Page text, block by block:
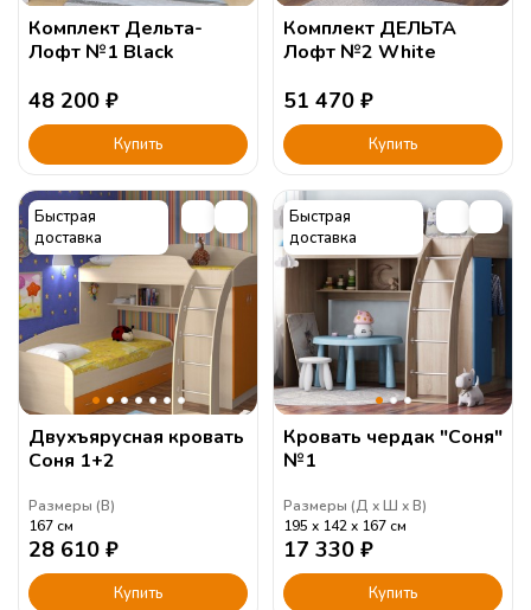
Комплект Дельта-
Лофт №1 Black
48 200 ₽
Купить
Комплект ДЕЛЬТА
Лофт №2 White
51 470 ₽
Купить
Быстрая
доставка
Двухъярусная кровать
Соня 1+2
Размеры (В)
167 см
28 610 ₽
Купить
Быстрая
доставка
Кровать чердак "Соня"
№1
Размеры (Д Ш В)
195
142 167 см
17 330 ₽
Купить